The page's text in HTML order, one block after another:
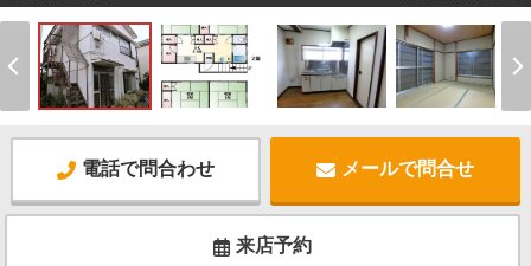
電話で問合わせ メールで問合せ
来店予約